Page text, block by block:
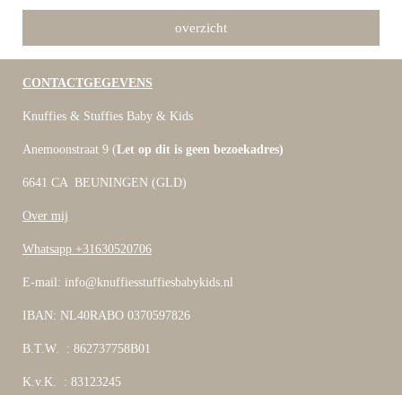
overzicht
CONTACTGEGEVENS
Knuffies & Stuffies Baby & Kids
Anemoonstraat 9 (Let op dit is geen bezoekadres)
6641 CA BEUNINGEN (GLD)
Over mij
Whatsapp +31630520706
E-mail: info@knuffiesstuffiesbabykids.nl
IBAN: NL40RABO 0370597826
B.T.W. : 862737758B01
K.v.K. : 83123245